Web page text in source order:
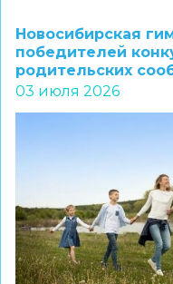
заявок
на
участие
2026
Новосибирская
победителей
родительских
03 июля 2026